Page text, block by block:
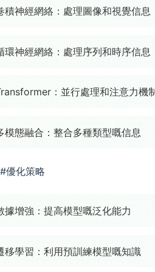
積神經網絡：處理圖像和視覺信息
環神經網絡：處理序列和時序信息
：並行處理和注意力機
模態融合：整合多種類型嘅信息
優化策略
據增強：提高模型嘅泛化能力
移學習：利用預訓練模型嘅知識